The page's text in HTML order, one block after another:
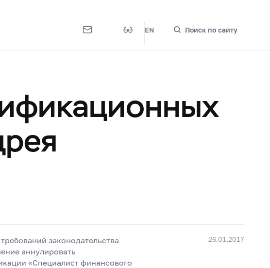
EN Поиск по сайту
26.01.2017
законодательства
аннулировать
«Специалист финансового